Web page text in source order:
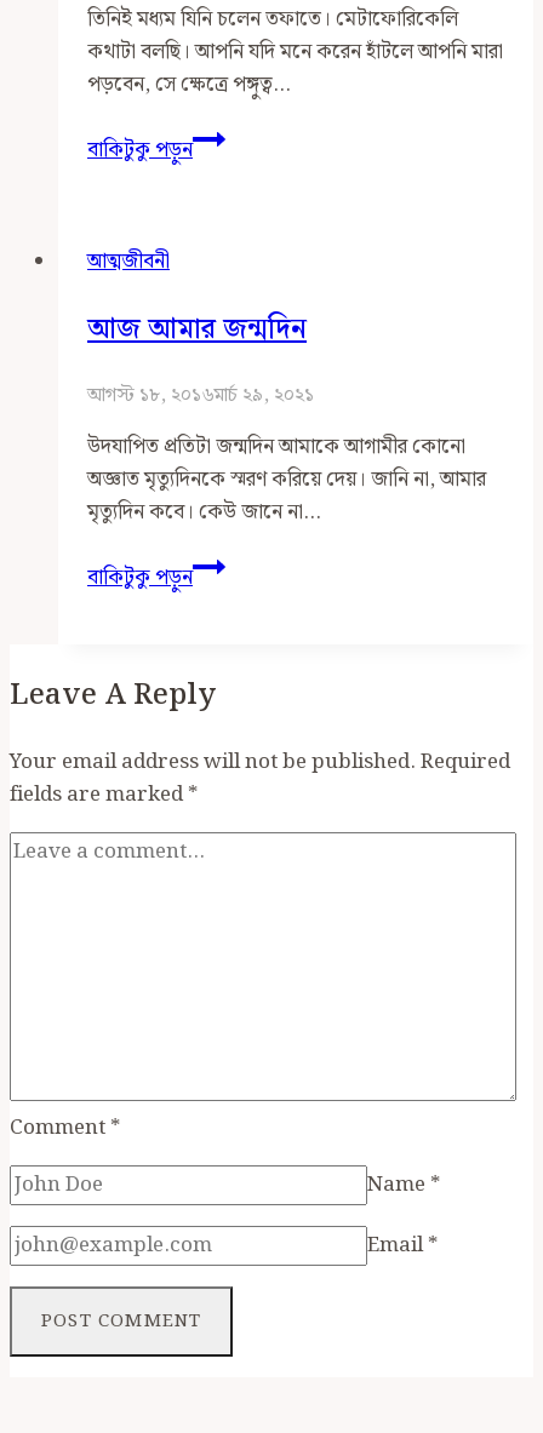
তিনিই মধ্যম যিনি চলেন তফাতে। মেটাফোরিকেলি
কথাটা বলছি। আপনি যদি মনে করেন হাঁটলে আপনি মারা
পড়বেন, সে ক্ষেত্রে পঙ্গুত্ব…
বাকিটুকু পড়ুনতিনিই
মধ্যম
আত্মজীবনী
আজ আমার জন্মদিন
আগস্ট ১৮, ২০১৬মার্চ ২৯, ২০২১
উদযাপিত প্রতিটা জন্মদিন আমাকে আগামীর কোনো
অজ্ঞাত মৃত্যুদিনকে স্মরণ করিয়ে দেয়। জানি না, আমার
মৃত্যুদিন কবে। কেউ জানে না…
বাকিটুকু পড়ুনআজ
আমার
Leave A Reply
Your email address will not be published.Required
fields are marked*
Comment*
Name *
Email*